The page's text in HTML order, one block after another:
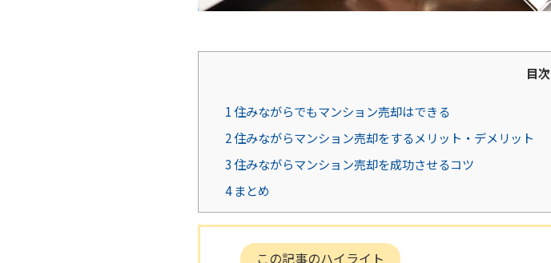
目次
1住みながらでもマンション売却はできる
2住みながらマンション売却をするメリット・デメリット
3住みながらマンション売却を成功させるコツ
4まとめ
この記事のハイライト